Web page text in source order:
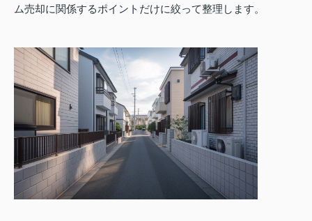
ム売却に関係するポイントだけに絞って整理します。